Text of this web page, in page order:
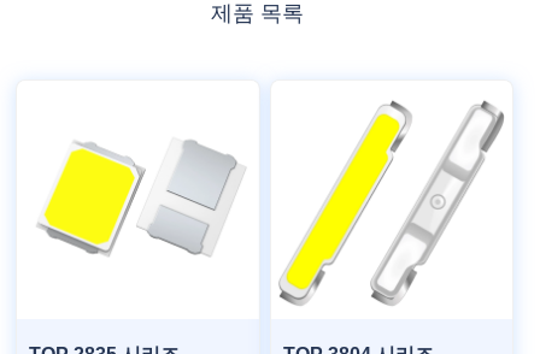
제품 목록